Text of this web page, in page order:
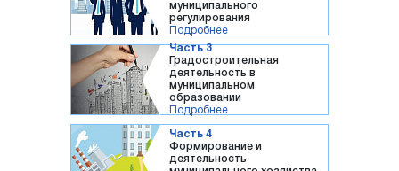
муниципального
регулирования
Подробнее
Часть 3
Градостроительная
деятельность в
муниципальном
образовании
Подробнее
Часть 4
Формирование и
деятельность